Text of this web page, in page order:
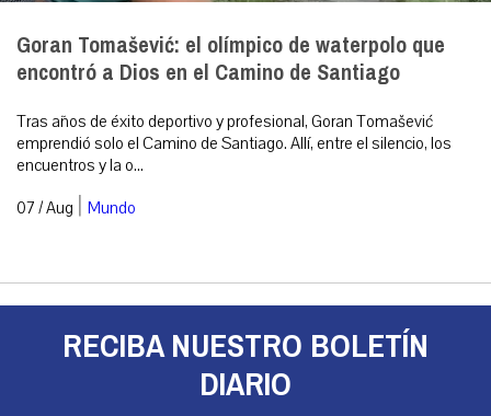
Goran Tomašević: el olímpico de waterpolo que
encontró a Dios en el Camino de Santiago
Tras años de éxito deportivo y profesional, Goran Tomašević
emprendió solo el Camino de Santiago. Allí, entre el silencio, los
encuentros y la o...
07 / Aug | Mundo
RECIBA NUESTRO BOLETÍN
DIARIO